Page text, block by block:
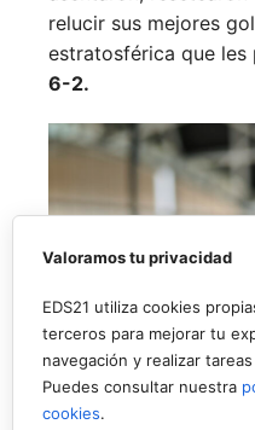
relucir sus mejores
estratosférica que les
6-2.
Valoramos tu privacidad
EDS21 utiliza cookies
terceros para mejorar tu
navegación y realizar
Puedes consultar nuestra
cookies.